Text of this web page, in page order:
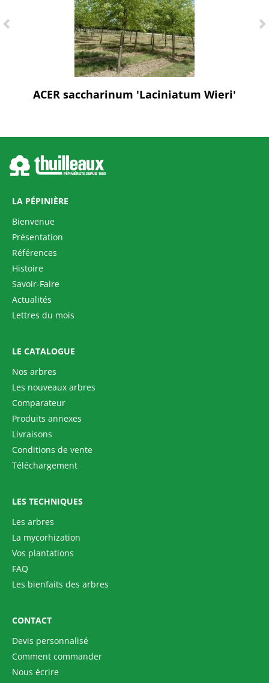
ACER saccharinum 'Laciniatum Wieri'
LA PÉPINIÈRE
Bienvenue
Présentation
Références
Histoire
Savoir-Faire
Actualités
Lettres du mois
LE CATALOGUE
Nos arbres
Les nouveaux arbres
Comparateur
Produits annexes
Livraisons
Conditions de vente
Téléchargement
LES TECHNIQUES
Les arbres
La mycorhization
Vos plantations
FAQ
Les bienfaits des arbres
CONTACT
Devis personnalisé
Comment commander
Nous écrire